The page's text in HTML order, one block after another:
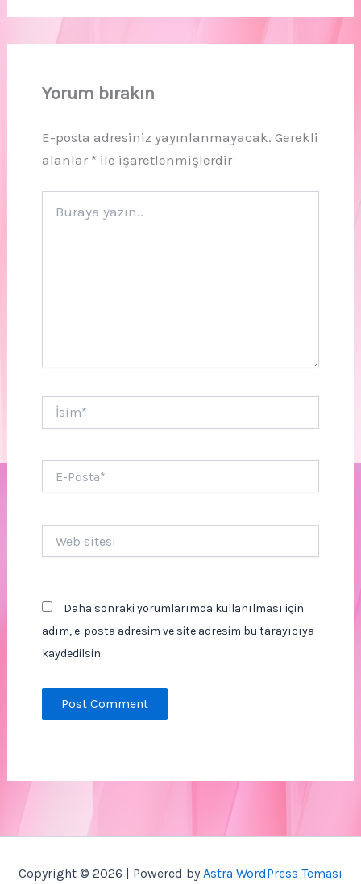
Yorum bırakın
E-posta adresiniz yayınlanmayacak. Gerekli
alanlar * ile işaretlenmişlerdir
yazın..
İsim*
Posta*
sitesi
Daha sonraki yorumlarımda kullanılması için
adım, e-posta adresim ve site adresim bu tarayıcıya
kaydedilsin.
Copyright © 2026 | Powered byAstra WordPress Teması